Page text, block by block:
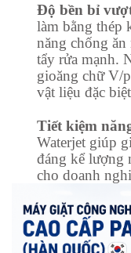
Độ bền bỉ
làm bằng thép
năng chống
tẩy rửa mạnh.
gioăng chữ V/
vật liệu đặc
Tiết kiệm
Waterjet giúp
đáng kể lượng
cho doanh